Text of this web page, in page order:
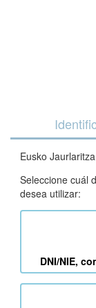
Eusko
Seleccione cuál
desea utilizar:
DNI/NIE,